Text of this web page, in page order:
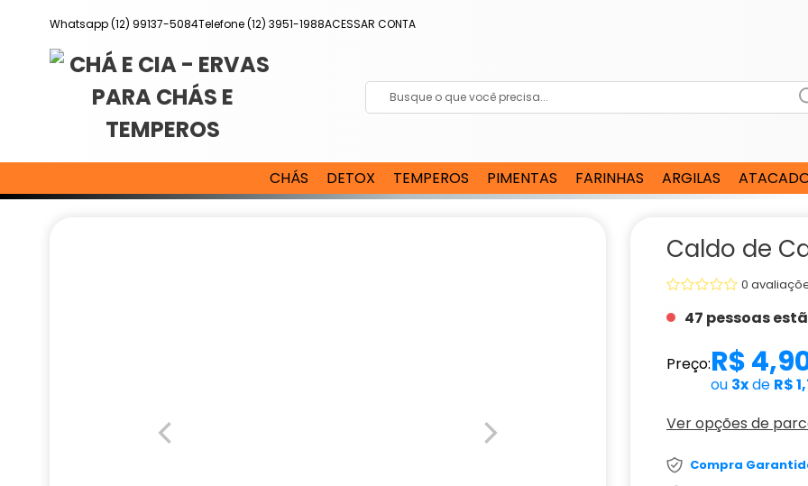
Whatsapp (12) 99137-5084Telefone (12) 3951-1988ACESSAR CONTA
CHÁS DETOX TEMPEROS PIMENTAS FARINHAS ARGILAS
Caldo de
0
47 pessoas
Preço:R$
ou 3xde R$
Ver opções de
Compra